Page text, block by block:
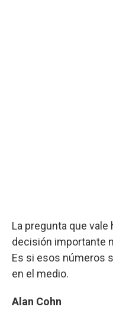
La pregunta que
decisión importante
Es si esos números
en el medio.
Alan Cohn